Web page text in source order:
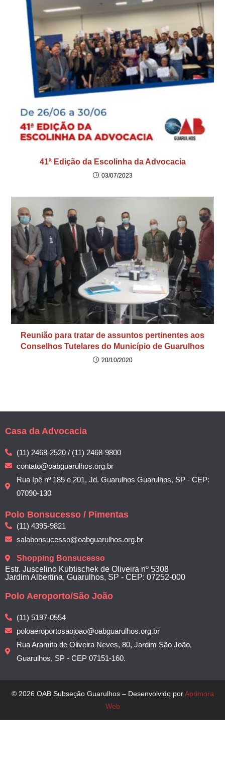
41ª Edição da Escolinha da Advocacia
03/07/2023
Reunião para tratar de assuntos pertinentes aos
Conselhos Tutelares do Município de Guarulhos
20/10/2020
Casa da Advocacia
(11) 2468-2520 / (11) 2468-9800
contato@oabguarulhos.org.br
Rua Ipê nº 185 e 201, Jd. Guarulhos Guarulhos, SP - CEP:
07090-130
Polo Bonsucesso / Pimentas
(11) 4395-9821
salabonsucesso@oabguarulhos.org.br
Shopping Bonsucesso
Estr. Juscelino Kubtischek de Oliveira nº 5308
Jardim Albertina, Guarulhos, SP - CEP: 07252-000
Polo Aeroporto/São João
(11) 5197-0554
poloaeroportosaojoao@oabguarulhos.org.br
Rua Aramita de Oliveira Neves, 80, Jardim São João,
Guarulhos, SP - CEP 07151-160.
© 2026 OAB Subseção Guarulhos – Desenvolvido porAprimora
Web